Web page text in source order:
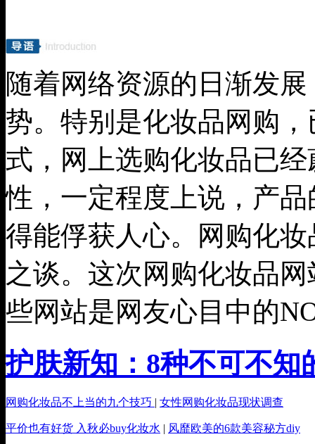
随着网络资源的日渐发
势。特别是化妆品网购
式，网上选购化妆品已
性，一定程度上说，产
得能俘获人心。网购化
之谈。这次网购化妆品
些网站是网友心目中的
护肤新知：8种不可不知
网购化妆品不上当的九个技巧 | 女性网购化妆品现状调查
平价也有好货 入秋必buy化妆水 | 风靡欧美的6款美容秘方diy